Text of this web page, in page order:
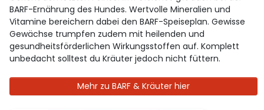
BARF-Ernährung des Hundes. Wertvolle Mineralien und
Vitamine bereichern dabei den BARF-Speiseplan. Gewisse
Gewächse trumpfen zudem mit heilenden und
gesundheitsförderlichen Wirkungsstoffen auf. Komplett
unbedacht solltest du Kräuter jedoch nicht füttern.
Mehr zu BARF & Kräuter hier